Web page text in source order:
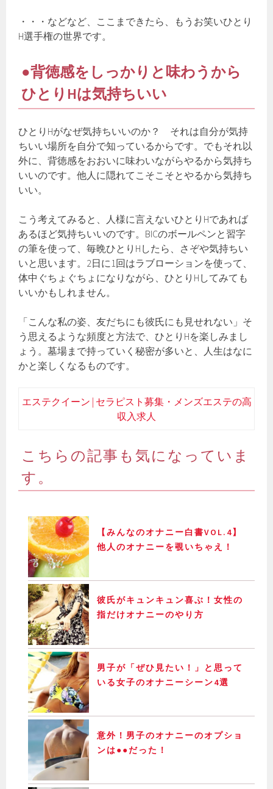
・・・などなど、ここまできたら、もうお笑いひとり
H選手権の世界です。
●背徳感をしっかりと味わうから
ひとりHは気持ちいい
ひとりHがなぜ気持ちいいのか？ それは自分が気持
ちいい場所を自分で知っているからです。でもそれ以
外に、背徳感をおおいに味わいながらやるから気持ち
いいのです。他人に隠れてこそこそとやるから気持ち
いい。
こう考えてみると、人様に言えないひとりHであれば
あるほど気持ちいいのです。BICのボールペンと習字
の筆を使って、毎晩ひとりHしたら、さぞや気持ちい
いと思います。2日に1回はラブローションを使って、
体中ぐちょぐちょになりながら、ひとりHしてみても
いいかもしれません。
「こんな私の姿、友だちにも彼氏にも見せれない」そ
う思えるような頻度と方法で、ひとりHを楽しみまし
ょう。墓場まで持っていく秘密が多いと、人生はなに
かと楽しくなるものです。
エステクイーン | セラピスト募集・メンズエステの高
収入求人
こちらの記事も気になっていま
す。
【みんなのオナニー白書VOL.4】
他人のオナニーを覗いちゃえ！
彼氏がキュンキュン喜ぶ！女性の
指だけオナニーのやり方
男子が「ぜひ見たい！」と思って
いる女子のオナニーシーン4選
意外！男子のオナニーのオプショ
ンは●●だった！